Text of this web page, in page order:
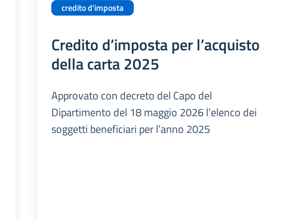
credito d'imposta
Credito d’imposta per l’acquisto
della carta 2025
Approvato con decreto del Capo del
Dipartimento del 18 maggio 2026 l’elenco dei
soggetti beneficiari per l’anno 2025